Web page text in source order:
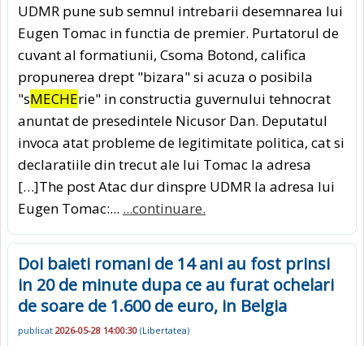
UDMR pune sub semnul intrebarii desemnarea lui
Eugen Tomac in functia de premier. Purtatorul de
cuvant al formatiunii, Csoma Botond, califica
propunerea drept "bizara" si acuza o posibila
"sMECHErie" in constructia guvernului tehnocrat
anuntat de presedintele Nicusor Dan. Deputatul
invoca atat probleme de legitimitate politica, cat si
declaratiile din trecut ale lui Tomac la adresa
[…]The post Atac dur dinspre UDMR la adresa lui
Eugen Tomac:... ...continuare.
Doi baieti romani de 14 ani au fost prinsi
in 20 de minute dupa ce au furat ochelari
de soare de 1.600 de euro, in Belgia
publicat 2026-05-28 14:00:30 (Libertatea)